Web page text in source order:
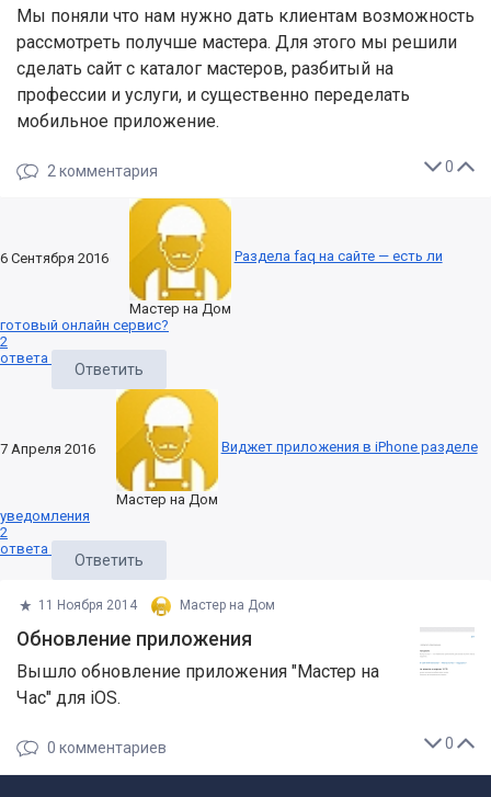
Мы поняли что нам нужно дать клиентам возможность
рассмотреть получше мастера. Для этого мы решили
сделать сайт с каталог мастеров, разбитый на
профессии и услуги, и существенно переделать
мобильное приложение.
0
2 комментария
6 Сентября 2016
Мастер на Дом
Раздела faq на сайте — есть ли
готовый онлайн сервис?
2
ответа
Ответить
7 Апреля 2016
Мастер на Дом
Виджет приложения в iPhone разделе
уведомления
2
ответа
Ответить
11 Ноября 2014 Мастер на Дом
Обновление приложения
Вышло обновление приложения "Мастер на
Час" для iOS.
0
0 комментариев